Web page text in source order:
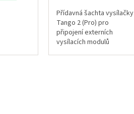
Přídavná šachta vysílačky
Tango 2 (Pro) pro
připojení externích
vysílacích modulů